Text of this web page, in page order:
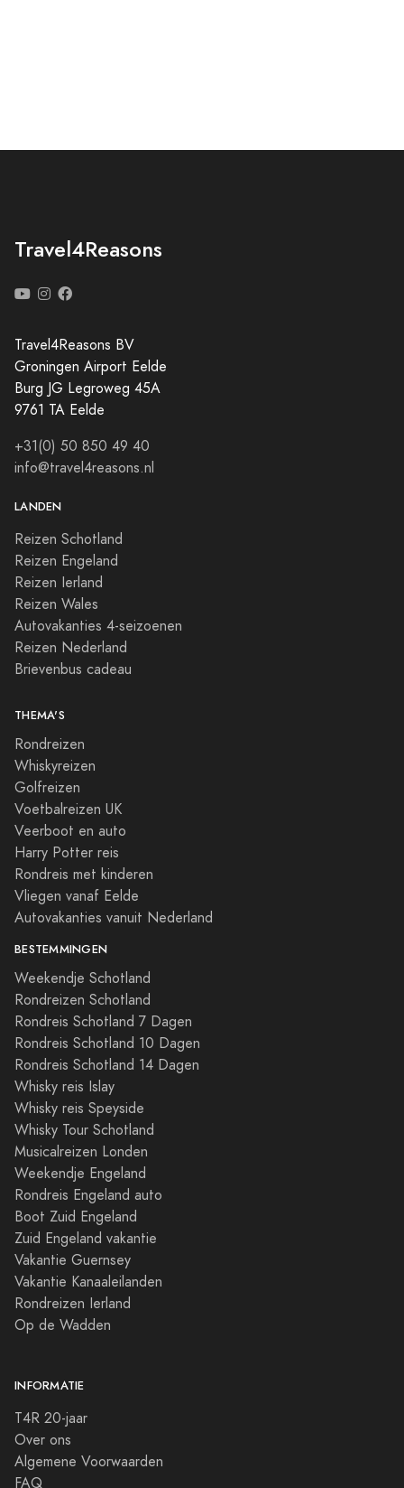
Travel4Reasons
Travel4Reasons BV
Groningen Airport Eelde
Burg JG Legroweg 45A
9761 TA Eelde
+31(0) 50 850 49 40
info@travel4reasons.nl
LANDEN
Reizen Schotland
Reizen Engeland
Reizen Ierland
Reizen Wales
Autovakanties 4-seizoenen
Reizen Nederland
Brievenbus cadeau
THEMA'S
Rondreizen
Whiskyreizen
Golfreizen
Voetbalreizen UK
Veerboot en auto
Harry Potter reis
Rondreis met kinderen
Vliegen vanaf Eelde
Autovakanties vanuit Nederland
BESTEMMINGEN
Weekendje Schotland
Rondreizen Schotland
Rondreis Schotland 7 Dagen
Rondreis Schotland 10 Dagen
Rondreis Schotland 14 Dagen
Whisky reis Islay
Whisky reis Speyside
Whisky Tour Schotland
Musicalreizen Londen
Weekendje Engeland
Rondreis Engeland auto
Boot Zuid Engeland
Zuid Engeland vakantie
Vakantie Guernsey
Vakantie Kanaaleilanden
Rondreizen Ierland
Op de Wadden
INFORMATIE
T4R 20-jaar
Over ons
Algemene Voorwaarden
FAQ